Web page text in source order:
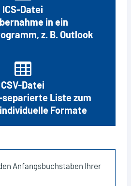
ICS-Datei
in ein
z. B. Outlook
CSV-Datei
Liste zum
Formate
Anfangsbuchstaben Ihrer